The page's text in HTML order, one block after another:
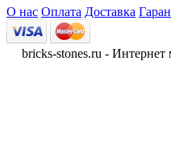
О нас Оплата Доставка
bricks-stones.ru - Интернет